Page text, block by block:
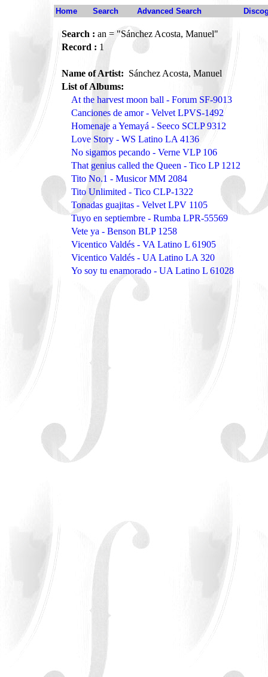
Home Search Advanced Search
Search : an = "Sánchez Acosta, Manuel"
Record : 1
Name of Artist: Sánchez Acosta, Manuel
List of Albums:
At the harvest moon ball - Forum SF-9013
Canciones de amor - Velvet LPVS-1492
Homenaje a Yemayá - Seeco SCLP 9312
Love Story - WS Latino LA 4136
No sigamos pecando - Verne VLP 106
That genius called the Queen - Tico LP 1212
Tito No.1 - Musicor MM 2084
Tito Unlimited - Tico CLP-1322
Tonadas guajitas - Velvet LPV 1105
Tuyo en septiembre - Rumba LPR-55569
Vete ya - Benson BLP 1258
Vicentico Valdés - VA Latino L 61905
Vicentico Valdés - UA Latino LA 320
Yo soy tu enamorado - UA Latino L 61028